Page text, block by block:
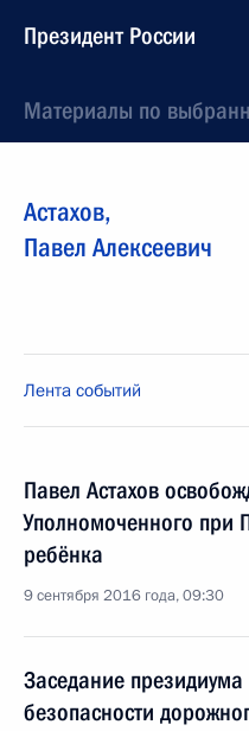
Президент России
Материалы по
Астахов,
Павел Алексеевич
Лента событий
Павел Астахов
Уполномоченного при
ребёнка
9 сентября 2016 года, 09:30
Заседание
безопасности